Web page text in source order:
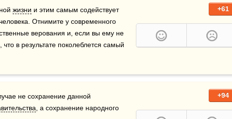
+61
жизни и этим самым содействует
Отнимите у современного
верования и, если вы ему не
в результате поколеблется самый
+94
не сохранение данной
, а сохранение народного